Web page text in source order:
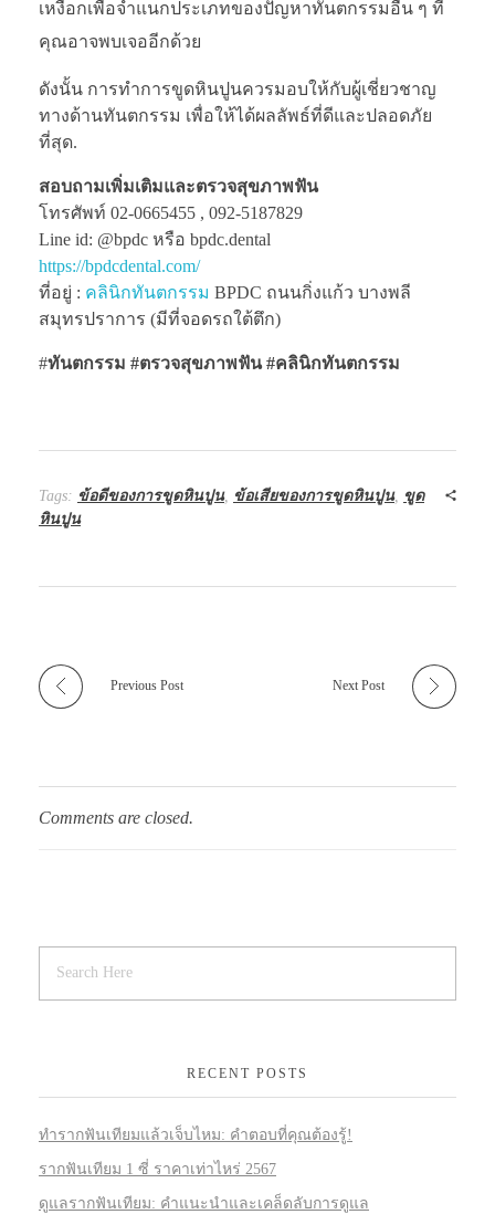
เหงือกเพื่อจำแนกประเภทของปัญหาทันตกรรมอื่น ๆ ที่
คุณอาจพบเจออีกด้วย
ดังนั้น การทำการขูดหินปูนควรมอบให้กับผู้เชี่ยวชาญ
ทางด้านทันตกรรม เพื่อให้ได้ผลลัพธ์ที่ดีและปลอดภัย
ที่สุด.
สอบถามเพิ่มเติมและตรวจสุขภาพฟัน
โทรศัพท์ 02-0665455 , 092-5187829
Line id: @bpdc หรือ bpdc.dental
https://bpdcdental.com/
ที่อยู่ : คลินิกทันตกรรม BPDC ถนนกิ่งแก้ว บางพลี
สมุทรปราการ (มีที่จอดรถใต้ตึก)
#ทันตกรรม #ตรวจสุขภาพฟัน #คลินิกทันตกรรม
Tags: ข้อดีของการขูดหินปูน, ข้อเสียของการขูดหินปูน, ขูด
หินปูน
Previous Post Next Post
Comments are closed.
RECENT POSTS
ทำรากฟันเทียมแล้วเจ็บไหม: คำตอบที่คุณต้องรู้!
รากฟันเทียม 1 ซี่ ราคาเท่าไหร่ 2567
ดูแลรากฟันเทียม: คำแนะนำและเคล็ดลับการดูแล